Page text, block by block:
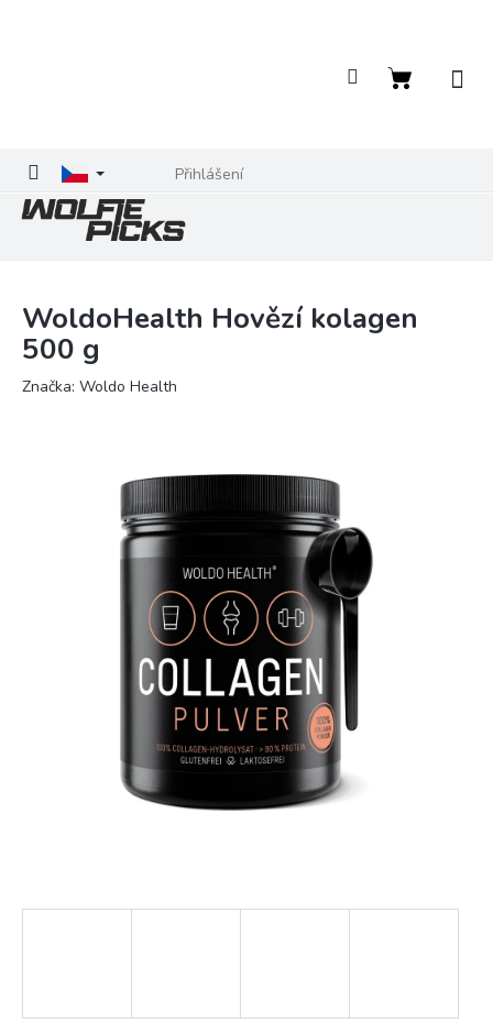
Přihlášení
Nákupní
WoldoHealth Hovězí kolagen
500 g
Značka: Woldo Health